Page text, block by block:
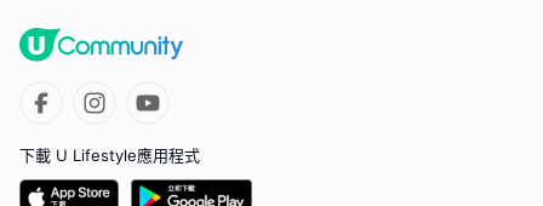
下載 U Lifestyle應用程式